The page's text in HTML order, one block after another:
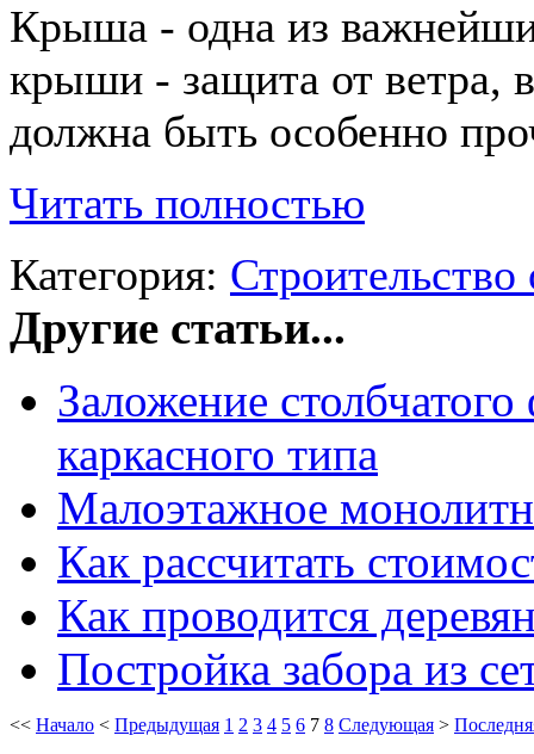
Крыша - одна из
крыши - защита от ветра,
должна быть особенно
Читать полностью
Категория: Строительство
Другие статьи...
Заложение
каркасного типа
Малоэтажное
Как рассчитать
Как проводится
Постройка забора из
<< Начало < Предыдущая 1 2 3 4 5 6 7 8 Следующая >